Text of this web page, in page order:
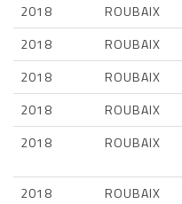
2018
ROUBAIX
2018
ROUBAIX
2018
ROUBAIX
2018
ROUBAIX
2018
ROUBAIX
2018
ROUBAIX